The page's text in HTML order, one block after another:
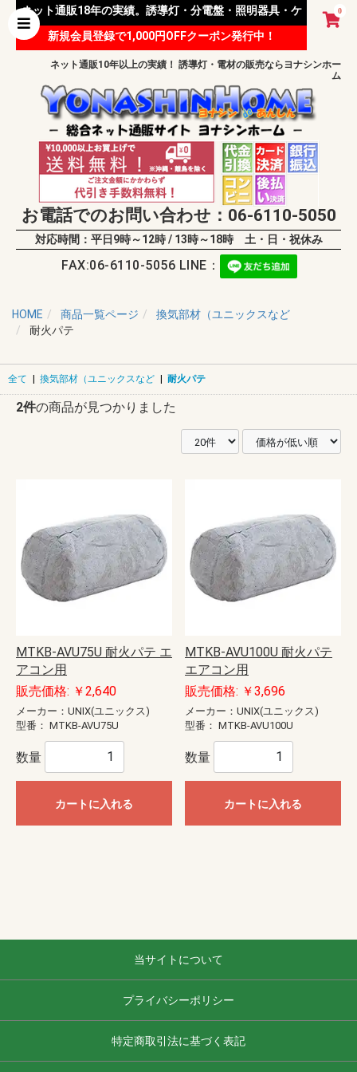
0
ネット通販18年の実績。誘導灯・分電盤・照明器具・ケ
ーブル等 様々な資材を取り扱っています。
新規会員登録で1,000円OFFクーポン発行中！
ネット通販10年以上の実績！ 誘導灯・電材の販売ならヨナシンホー
ム
お電話でのお問い合わせ：06-6110-5050
対応時間：平日9時～12時 / 13時～18時 土・日・祝休み
FAX:06-6110-5056 LINE：
HOME 商品一覧ページ
換気部材（ユニックスなど
耐火パテ
全て | 換気部材（ユニックスなど | 耐火パテ
2件の商品が見つかりました
MTKB-AVU75U 耐火パテ エ
アコン用
販売価格: ￥2,640
メーカー：UNIX(ユニックス)
型番： MTKB-AVU75U
数量
カートに入れる
MTKB-AVU100U 耐火パテ
エアコン用
販売価格: ￥3,696
メーカー：UNIX(ユニックス)
型番： MTKB-AVU100U
数量
カートに入れる
当サイトについて
プライバシーポリシー
特定商取引法に基づく表記